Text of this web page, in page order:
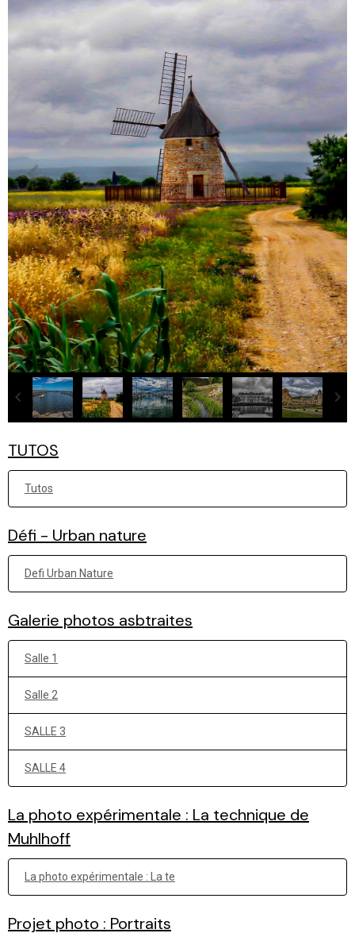
TUTOS
Tutos
Défi - Urban nature
Defi Urban Nature
Galerie photos asbtraites
Salle 1
Salle 2
SALLE 3
SALLE 4
La photo expérimentale : La technique de
Muhlhoff
La photo expérimentale : La te
Projet photo : Portraits